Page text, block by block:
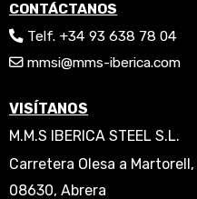
CONTÁCTANOS
Telf. +34 93 638 78 04
mmsi@mms-iberica.com
VISÍTANOS
M.M.S IBERICA STEEL S.L.
Carretera Olesa a
08630, Abrera